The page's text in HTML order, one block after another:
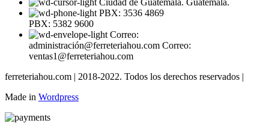
Ciudad de Guatemala. Guatemala.
PBX: 3536 4869
PBX: 5382 9600
Correo:
administración@ferreteriahou.com Correo:
ventas1@ferreteriahou.com
ferreteriahou.com | 2018-2022. Todos los derechos reservados |
Made in Wordpress